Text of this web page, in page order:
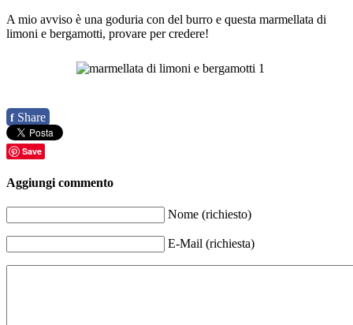
A mio avviso è una goduria con del burro e questa marmellata di
limoni e bergamotti, provare per credere!
f Share
Save
Aggiungi commento
Nome (richiesto)
E-Mail (richiesta)